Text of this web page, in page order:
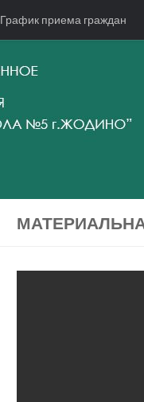
График приема граждан